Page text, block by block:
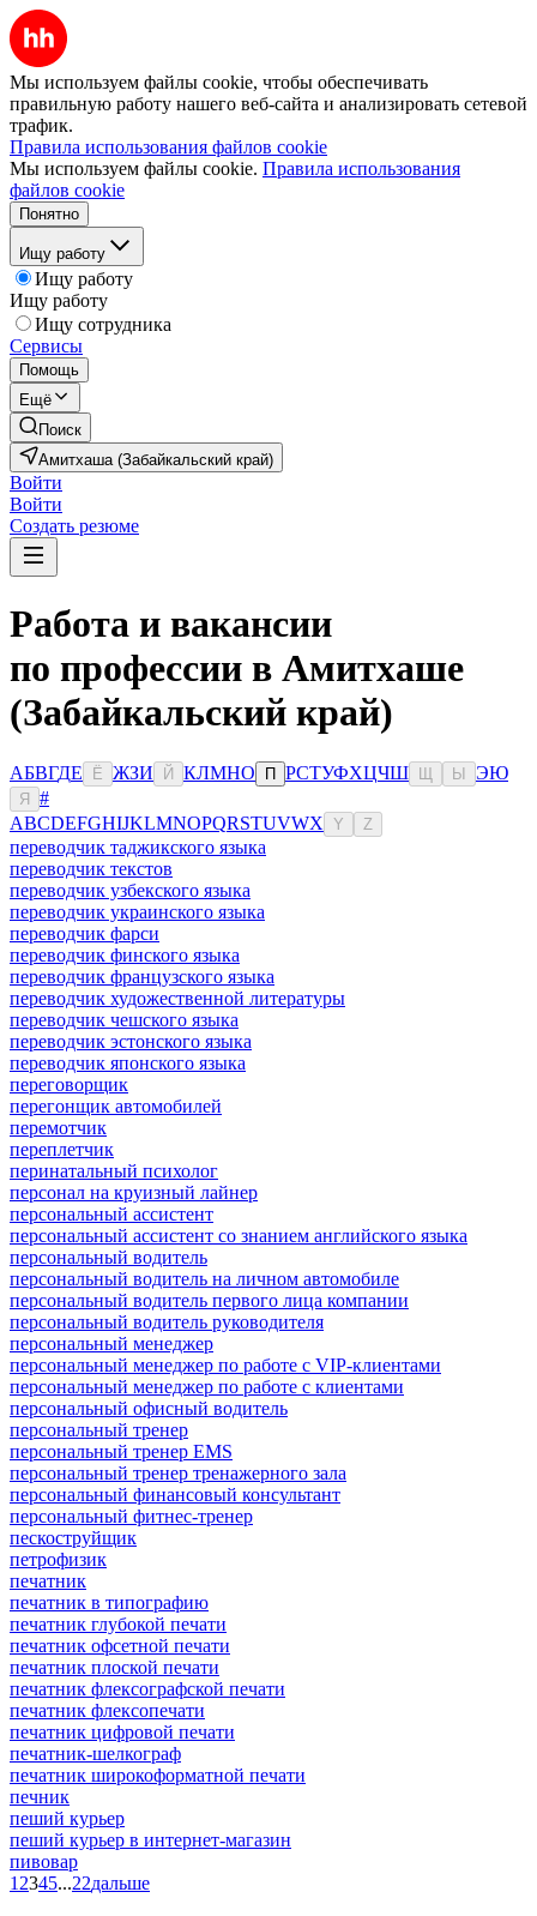
Мы используем файлы cookie, чтобы обеспечивать
правильную работу нашего веб-сайта и анализировать сетевой
трафик.
Правила использования файлов cookie
Мы используем файлы cookie. Правила использования
файлов cookie
Понятно
Ищу работу
Ищу работу
Ищу работу
Ищу сотрудника
Сервисы
Помощь
Ещё
Поиск
Амитхаша (Забайкальский край)
Войти
Войти
Создать резюме
Работа и вакансии
по профессии в Амитхаше
(Забайкальский край)
АБВГДЕ Ё ЖЗИ Й КЛМНО П РСТУФХЦЧШ Ы ЭЮ
Я
#
ABCDEFGHIJKLMNOPQRSTUVWX Y Z
переводчик таджикского языка
переводчик текстов
переводчик узбекского языка
переводчик украинского языка
переводчик фарси
переводчик финского языка
переводчик французского языка
переводчик художественной литературы
переводчик чешского языка
переводчик эстонского языка
переводчик японского языка
переговорщик
перегонщик автомобилей
перемотчик
переплетчик
перинатальный психолог
персонал на круизный лайнер
персональный ассистент
персональный ассистент со знанием английского языка
персональный водитель
персональный водитель на личном автомобиле
персональный водитель первого лица компании
персональный водитель руководителя
персональный менеджер
персональный менеджер по работе с VIP-клиентами
персональный менеджер по работе с клиентами
персональный офисный водитель
персональный тренер
персональный тренер EMS
персональный тренер тренажерного зала
персональный финансовый консультант
персональный фитнес-тренер
пескоструйщик
петрофизик
печатник
печатник в типографию
печатник глубокой печати
печатник офсетной печати
печатник плоской печати
печатник флексографской печати
печатник флексопечати
печатник цифровой печати
печатник-шелкограф
печатник широкоформатной печати
печник
пеший курьер
пеший курьер в интернет-магазин
пивовар
1 2345...22дальше